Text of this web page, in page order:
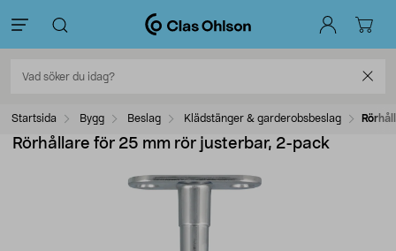
Startsida Bygg Beslag Klädstänger & garderobsbeslag
Rörhållare för 25 mm rör justerbar, 2-pack